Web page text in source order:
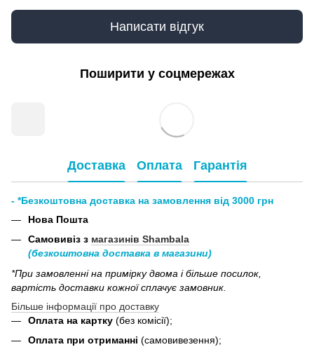
Написати відгук
Поширити у соцмережах
Доставка Оплата Гарантія
- *Безкоштовна доставка на замовлення від 3000 грн
Нова Пошта
Самовивіз з магазинів Shambala
(безкоштовна доставка в магазини)
*При замовленні на примірку двома і більше посилок,
вартість доставки кожної сплачує замовник.
Більше інформації про доставку
Оплата на картку (без комісії);
Оплата при отриманні (самовивезення);